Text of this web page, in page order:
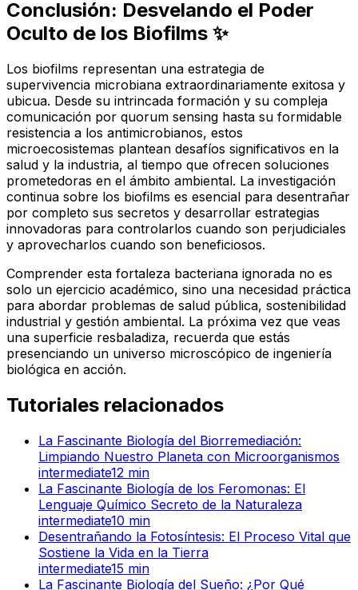
Conclusión: Desvelando el Poder
Oculto de los Biofilms ✨
Los biofilms representan una estrategia de
supervivencia microbiana extraordinariamente exitosa y
ubicua. Desde su intrincada formación y su compleja
comunicación por quorum sensing hasta su formidable
resistencia a los antimicrobianos, estos
microecosistemas plantean desafíos significativos en la
salud y la industria, al tiempo que ofrecen soluciones
prometedoras en el ámbito ambiental. La investigación
continua sobre los biofilms es esencial para desentrañar
por completo sus secretos y desarrollar estrategias
innovadoras para controlarlos cuando son perjudiciales
y aprovecharlos cuando son beneficiosos.
Comprender esta fortaleza bacteriana ignorada no es
solo un ejercicio académico, sino una necesidad práctica
para abordar problemas de salud pública, sostenibilidad
industrial y gestión ambiental. La próxima vez que veas
una superficie resbaladiza, recuerda que estás
presenciando un universo microscópico de ingeniería
biológica en acción.
Tutoriales relacionados
La Fascinante Biología del Biorremediación:
Limpiando Nuestro Planeta con Microorganismos
intermediate12 min
La Fascinante Biología de los Feromonas: El
Lenguaje Químico Secreto de la Naturaleza
intermediate10 min
Desentrañando la Fotosíntesis: El Proceso Vital que
Sostiene la Vida en la Tierra
intermediate15 min
La Fascinante Biología del Sueño: ¿Por Qué